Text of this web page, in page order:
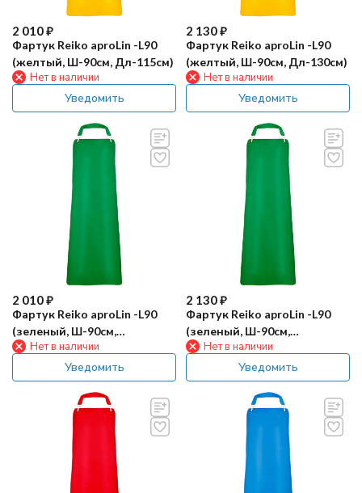
2 010₽
Фартук Reiko aproLin -L90
(желтый, Ш-90см, Дл-115см)
Нет в наличии
Уведомить
2 130₽
Фартук Reiko aproLin -L90
(желтый, Ш-90см, Дл-130см)
Нет в наличии
Уведомить
2 010₽
Фартук Reiko aproLin -L90
(зеленый, Ш-90см,
Дл-115см)
Нет в наличии
Уведомить
2 130₽
Фартук Reiko aproLin -L90
(зеленый, Ш-90см,
Дл-130см)
Нет в наличии
Уведомить